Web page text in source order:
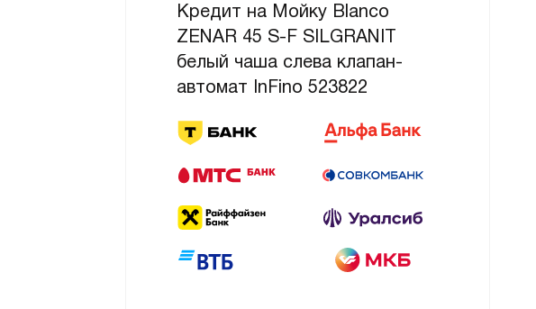
Кредит на Мойку Blanco
ZENAR 45 S-F SILGRANIT
белый чаша слева клапан-
автомат InFino 523822